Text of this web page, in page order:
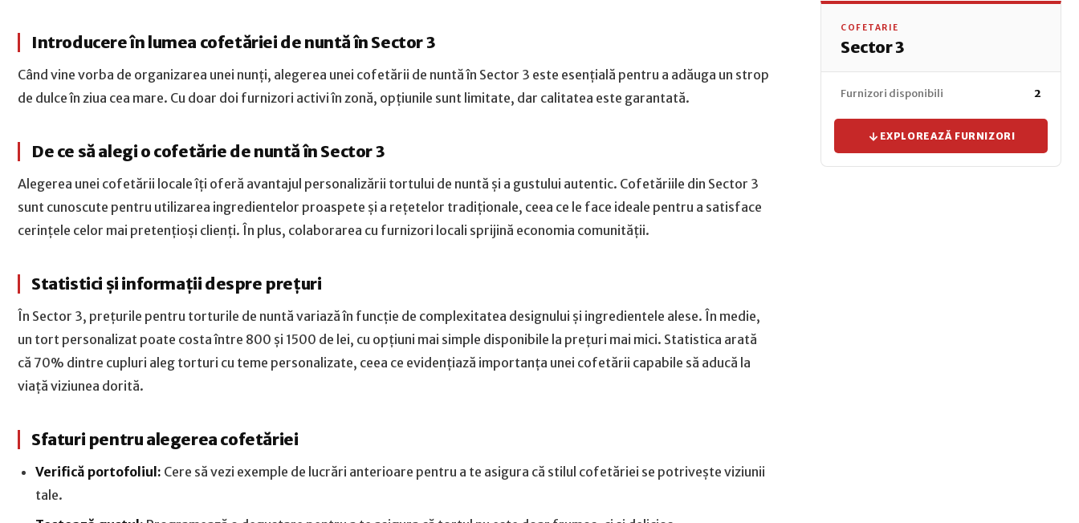
Introducere în lumea cofetăriei de nuntă în Sector 3
Când vine vorba de organizarea unei nunți, alegerea unei cofetării de nuntă în Sector 3 este esențială pentru a adăuga un strop
de dulce în ziua cea mare. Cu doar doi furnizori activi în zonă, opțiunile sunt limitate, dar calitatea este garantată.
De ce să alegi o cofetărie de nuntă în Sector 3
Alegerea unei cofetării locale îți oferă avantajul personalizării tortului de nuntă și a gustului autentic. Cofetăriile din Sector 3
sunt cunoscute pentru utilizarea ingredientelor proaspete și a rețetelor tradiționale, ceea ce le face ideale pentru a satisface
cerințele celor mai pretențioși clienți. În plus, colaborarea cu furnizori locali sprijină economia comunității.
Statistici și informații despre prețuri
În Sector 3, prețurile pentru torturile de nuntă variază în funcție de complexitatea designului și ingredientele alese. În medie,
un tort personalizat poate costa între 800 și 1500 de lei, cu opțiuni mai simple disponibile la prețuri mai mici. Statistica arată
că 70% dintre cupluri aleg torturi cu teme personalizate, ceea ce evidențiază importanța unei cofetării capabile să aducă la
viață viziunea dorită.
Sfaturi pentru alegerea cofetăriei
Verifică portofoliul: Cere să vezi exemple de lucrări anterioare pentru a te asigura că stilul cofetăriei se potrivește viziunii
tale.
COFETARIE
Sector 3
Furnizori disponibili 2
EXPLOREAZĂ FURNIZORI